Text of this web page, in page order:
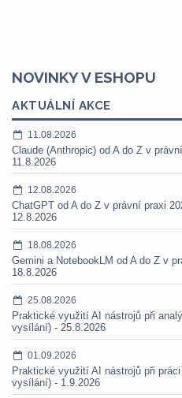
NOVINKY V ESHOPU
AKTUÁLNÍ AKCE
11.08.2026
Claude (Anthropic) od A do Z v
11.8.2026
12.08.2026
ChatGPT od A do Z v právní praxi
12.8.2026
18.08.2026
Gemini a NotebookLM od A do Z v
18.8.2026
25.08.2026
Praktické využití AI nástrojů při
vysílání) - 25.8.2026
01.09.2026
Praktické využití AI nástrojů při
vysílání) - 1.9.2026